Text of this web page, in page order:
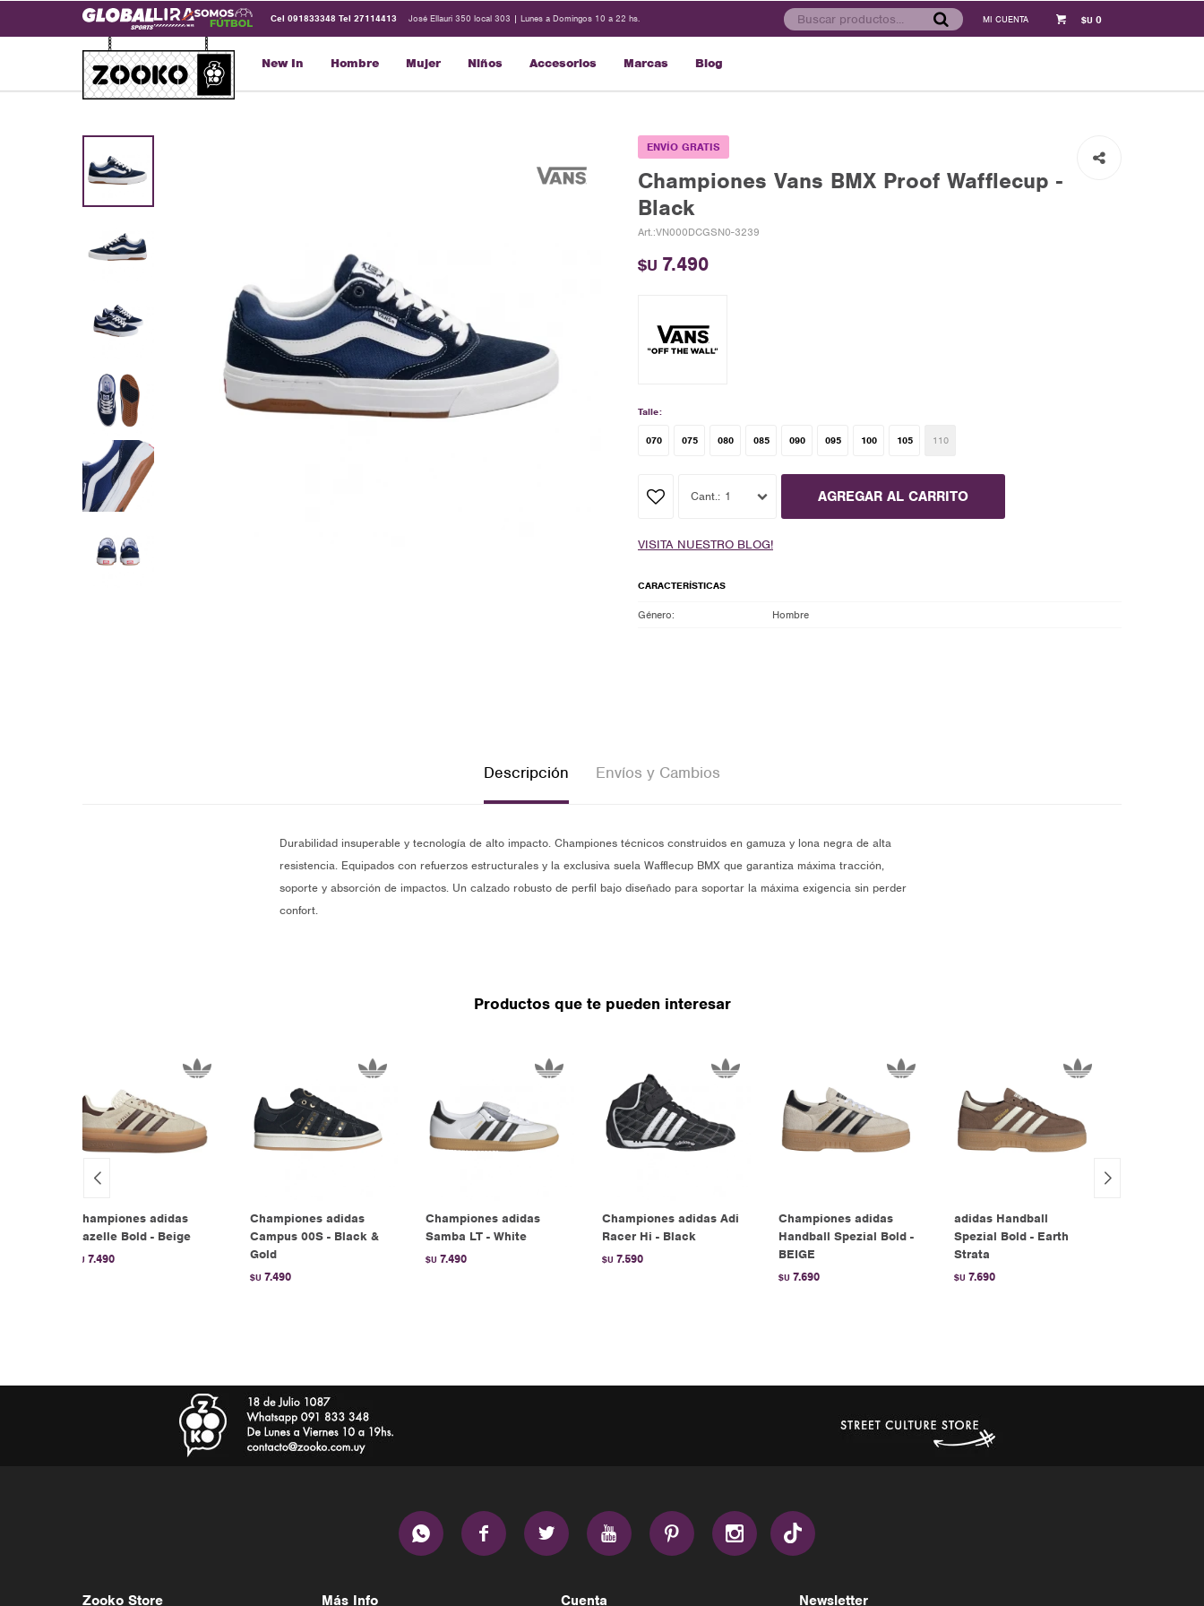
New In Hombre Mujer Niños Accesorios Marcas Blog
$U 0
Cel 091833348 Tel 27114413 José Ellauri 350 local 303 | Lunes a Domingos 10 a 22 hs.
ENVÍO GRATIS
Championes Vans BMX Proof Wafflecup -
Black
VN000DCGSN0-3239
$U 7.490
Talle:
070 075 080 085 090 095 100 105 110
1 AGREGAR AL CARRITO
VISITA NUESTRO BLOG!
CARACTERÍSTICAS
Género Hombre
Descripción Envíos y Cambios
Durabilidad insuperable y tecnología de alto impacto. Championes técnicos construidos en gamuza y lona negra de alta
resistencia. Equipados con refuerzos estructurales y la exclusiva suela Wafflecup BMX que garantiza máxima tracción,
soporte y absorción de impactos. Un calzado robusto de perfil bajo diseñado para soportar la máxima exigencia sin perder
confort.
Productos que te pueden interesar
Championes adidas
Gazelle Bold - Beige
$U 7.490
Championes adidas
Campus 00S - Black &
Gold
$U 7.490
Championes adidas
Samba LT - White
$U 7.490
Championes adidas Adi
Racer Hi - Black
$U 7.590
Championes adidas
Handball Spezial Bold -
BEIGE
$U 7.690
adidas Handball
Spezial Bold - Earth
Strata
$U 7.690
     
Zooko Store Más Info Cuenta Newsletter